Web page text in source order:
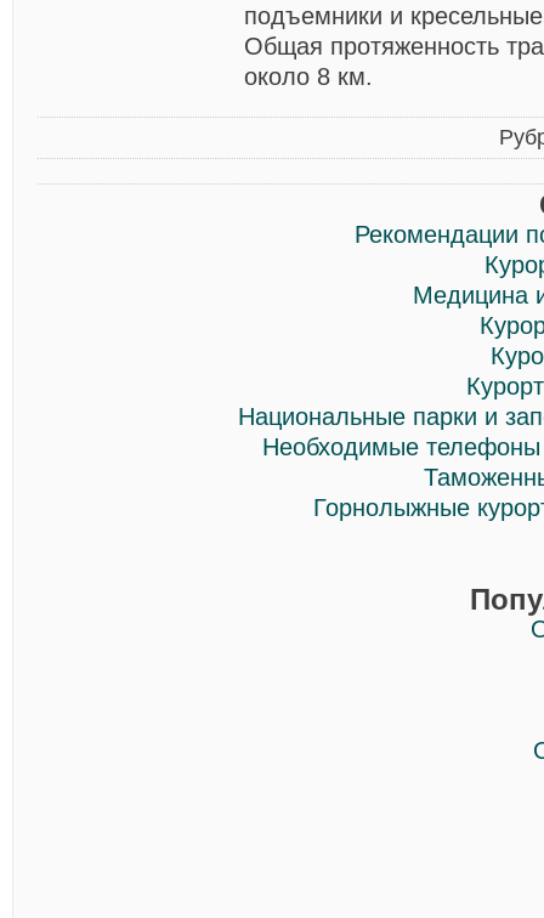
подъемники и
Общая протяженность
около 8 км.
Рекомендации
Медицина
Национальные парки и
Необходимые
Горнолыжные